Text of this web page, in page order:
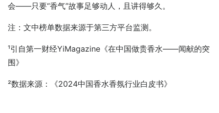
会——只要“香气”故事足够动人，且讲得够久。
注：文中榜单数据来源于第三方平台监测。
¹引自第一财经YiMagazine《在中国做贵香水——闻献的突
围》
²数据来源：《2024中国香水香氛行业白皮书》